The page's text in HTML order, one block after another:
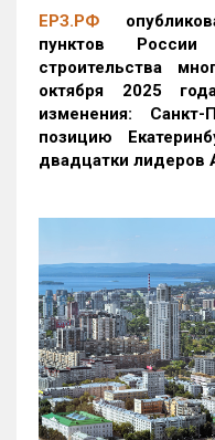
ЕРЗ.РФ
пунктов
строительства
октября 2025
изменения: Санкт-
позицию
двадцатки лидеров